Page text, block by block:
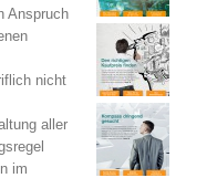
Anspruch
nicht
aller
im